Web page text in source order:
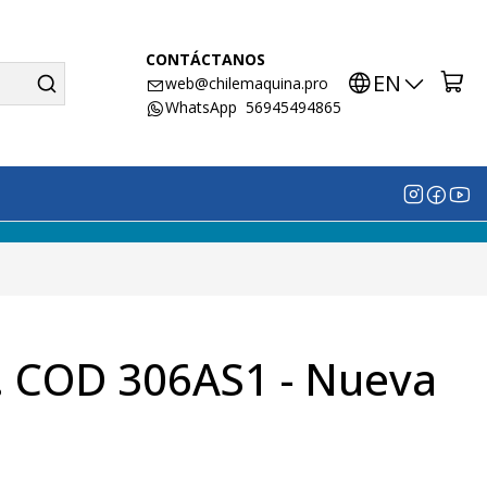
CONTÁCTANOS
web@chilemaquina.pro
WhatsApp 56945494865
EN
306AS1 - Nueva